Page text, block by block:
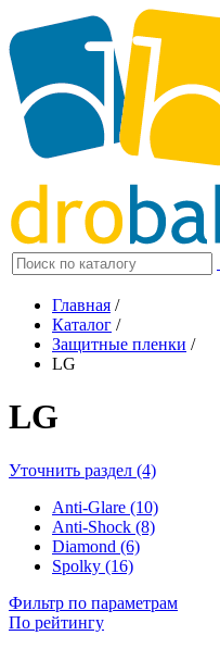
Главная /
Каталог /
Защитные пленки /
LG
LG
Уточнить раздел (4)
Anti-Glare (10)
Anti-Shock (8)
Diamond (6)
Spolky (16)
Фильтр по параметрам
По рейтингу